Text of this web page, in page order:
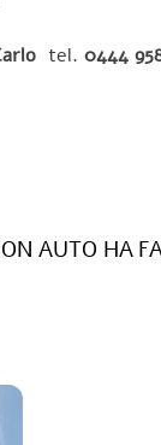
tel. 0444
AUTO HA